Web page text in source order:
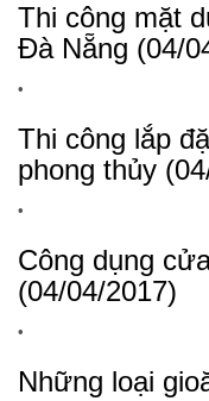
Thi công mặt
Đà Nẵng (04/
•
Thi công lắp
phong thủy
•
Công dụng
(04/04/2017)
•
Những loại